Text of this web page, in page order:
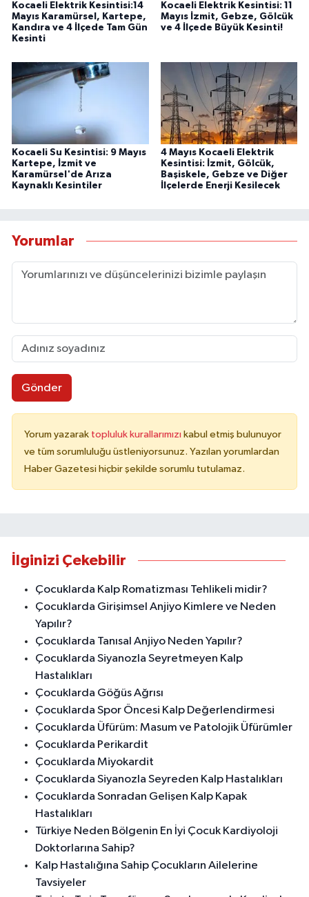
Kocaeli Elektrik Kesintisi:14
Mayıs Karamürsel, Kartepe,
Kandıra ve 4 İlçede Tam Gün
Kesinti
Kocaeli Elektrik Kesintisi: 11
Mayıs İzmit, Gebze, Gölcük
ve 4 İlçede Büyük Kesinti!
Kocaeli Su Kesintisi: 9 Mayıs
Kartepe, İzmit ve
Karamürsel'de Arıza
Kaynaklı Kesintiler
4 Mayıs Kocaeli Elektrik
Kesintisi: İzmit, Gölcük,
Başiskele, Gebze ve Diğer
İlçelerde Enerji Kesilecek
Yorumlar
Gönder
Yorum yazarak topluluk kurallarımızı kabul etmiş bulunuyor
ve tüm sorumluluğu üstleniyorsunuz. Yazılan yorumlardan
Haber Gazetesi hiçbir şekilde sorumlu tutulamaz.
İlginizi Çekebilir
Çocuklarda Kalp Romatizması Tehlikeli midir?
Çocuklarda Girişimsel Anjiyo Kimlere ve Neden
Yapılır?
Çocuklarda Tanısal Anjiyo Neden Yapılır?
Çocuklarda Siyanozla Seyretmeyen Kalp
Hastalıkları
Çocuklarda Göğüs Ağrısı
Çocuklarda Spor Öncesi Kalp Değerlendirmesi
Çocuklarda Üfürüm: Masum ve Patolojik Üfürümler
Çocuklarda Perikardit
Çocuklarda Miyokardit
Çocuklarda Siyanozla Seyreden Kalp Hastalıkları
Çocuklarda Sonradan Gelişen Kalp Kapak
Hastalıkları
Türkiye Neden Bölgenin En İyi Çocuk Kardiyoloji
Doktorlarına Sahip?
Kalp Hastalığına Sahip Çocukların Ailelerine
Tavsiyeler